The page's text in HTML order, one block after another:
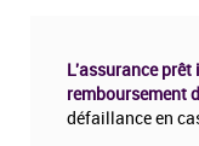
L'assurance
remboursement
défaillance en